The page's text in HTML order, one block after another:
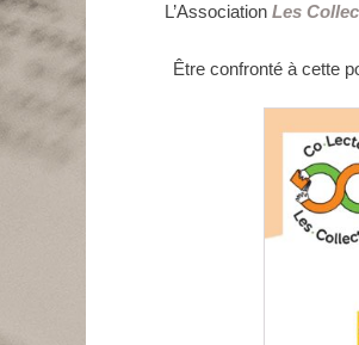
L’Association Les
Être confronté à cette